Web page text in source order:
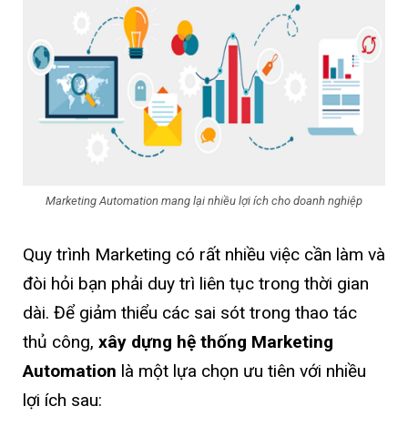
Marketing Automation mang lại nhiều lợi ích cho doanh nghiệp
Quy trình Marketing có rất nhiều việc cần làm và
đòi hỏi bạn phải duy trì liên tục trong thời gian
dài. Để giảm thiểu các sai sót trong thao tác
thủ công, xây dựng hệ thống Marketing
Automation là một lựa chọn ưu tiên với nhiều
lợi ích sau: